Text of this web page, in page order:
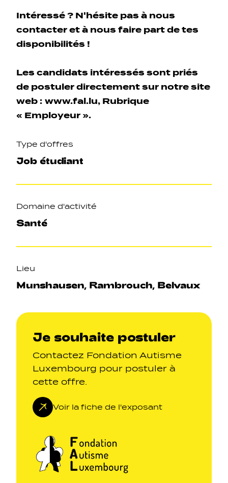
Intéressé ? N'hésite pas à nous
contacter et à nous faire part de tes
disponibilités !
Les candidats intéressés sont priés
de postuler directement sur notre site
web : www.fal.lu, Rubrique
« Employeur ».
Type d'offres
Job étudiant
Domaine d'activité
Santé
Lieu
Munshausen, Rambrouch, Belvaux
Je souhaite postuler
Contactez Fondation Autisme
Luxembourg pour postuler à
cette offre.
Voir la fiche de l'exposant